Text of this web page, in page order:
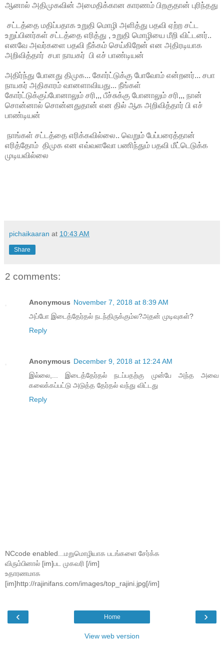
ஆனால் அதிமுகவின் அமைதிக்கான காரணம் பிறகுதான் புரிந்தது
சட்டத்தை மதிப்பதாக உறுதி மொழி அளித்து பதவி ஏற்ற சட்ட
உறுப்பினர்கள் சட்டத்தை எரித்து , உறுதி மொழியை மீறி விட்டனர்..
எனவே அவர்களை பதவி நீக்கம் செய்கிறேன் என அதிரடியாக
அறிவித்தார் சபா நாயகர் பி எச் பாண்டியன்
அதிர்ந்து போனது திமுக... கோர்ட்டுக்கு போவோம் என்றனர்... சபா
நாயகர் அதிகாரம் வானளாவியது... நீங்கள்
கோர்ட்டுக்குப்போனாலும் சரி,,, பீச்சுக்கு போனாலும் சரி,,, நான்
சொன்னால் சொன்னதுதான் என தில் ஆக அறிவித்தார் பி எச்
பாண்டியன்
நாங்கள் சட்டத்தை எரிக்கவில்லை.. வெறும் பேப்பரைத்தான்
எரித்தோம் திமுக என எவ்வளவோ பணிந்தும் பதவி மீட்டெடுக்க
முடியவில்லை
pichaikaaran at 10:43 AM
Share
2 comments:
Anonymous November 7, 2018 at 8:39 AM
அப்போ இடைத்தேர்தல் நடந்திருக்கும்ல?அதன் முடிவுகள்?
Reply
Anonymous December 9, 2018 at 12:24 AM
இல்லை,... இடைத்தேர்தல் நடப்பதற்கு முன்பே அந்த அவை
கலைக்கப்பட்டு அடுத்த தேர்தல் வந்து விட்டது
Reply
NCcode enabled...மறுமொழியாக படங்களை சேர்க்க
விரும்பினால் [im]பட முகவரி [/im]
உதாரணமாக
[im]http://rajinifans.com/images/top_rajini.jpg[/im]
‹ ›
Home
View web version